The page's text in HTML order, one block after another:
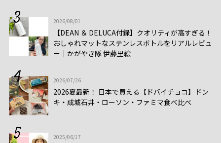
2026/08/01
【DEAN ＆ DELUCA付録】クオリティが高すぎる！
おしゃれマットなステンレスボトルをリアルレビュ
ー│かがやき隊 伊藤里絵
2026/07/26
2026夏最新！ 日本で買える【ドバイチョコ】ドン
キ・成城石井・ローソン・ファミマ食べ比べ
2025/06/17